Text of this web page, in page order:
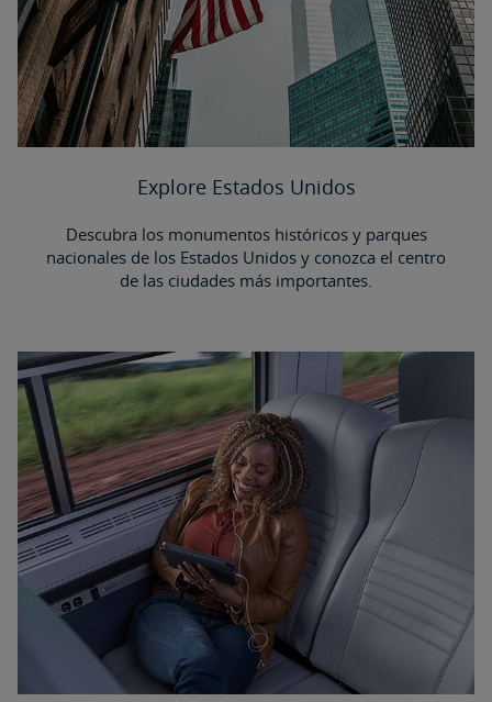
Explore Estados Unidos
Descubra los monumentos históricos y parques
nacionales de los Estados Unidos y conozca el centro
de las ciudades más importantes.